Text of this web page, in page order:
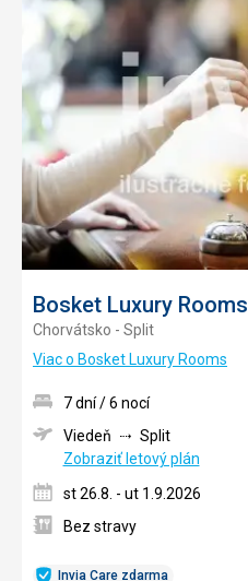
Bosket Luxury Rooms
Chorvátsko - Split
Viac o Bosket Luxury Rooms
Invia Care zdarma
7 dní / 6 nocí
Viedeň
Split
Zobraziť letový plán
st 26.8. - ut 1.9.2026
Bez stravy